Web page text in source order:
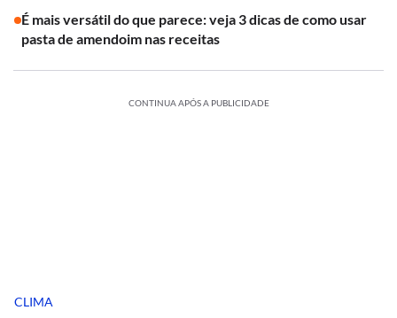
É mais versátil do que parece: veja 3 dicas de como usar
pasta de amendoim nas receitas
CONTINUA APÓS A PUBLICIDADE
CLIMA